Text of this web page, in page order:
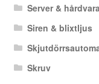
Server & hårdvara
Siren & blixtljus
Skruv